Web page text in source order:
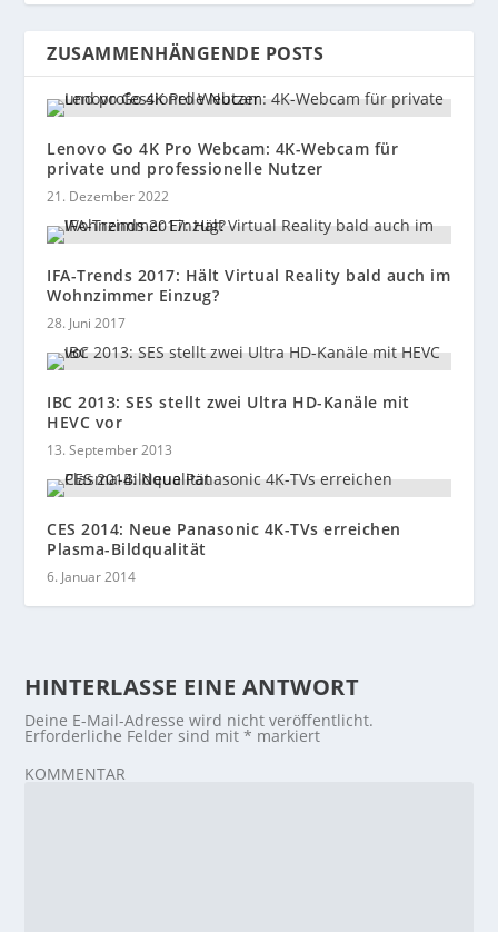
ZUSAMMENHÄNGENDE POSTS
Lenovo Go 4K Pro Webcam: 4K-Webcam für
private und professionelle Nutzer
21. Dezember 2022
IFA-Trends 2017: Hält Virtual Reality bald auch im
Wohnzimmer Einzug?
28. Juni 2017
IBC 2013: SES stellt zwei Ultra HD-Kanäle mit
HEVC vor
13. September 2013
CES 2014: Neue Panasonic 4K-TVs erreichen
Plasma-Bildqualität
6. Januar 2014
HINTERLASSE EINE ANTWORT
Deine E-Mail-Adresse wird nicht veröffentlicht.
Erforderliche Felder sind mit* markiert
KOMMENTAR